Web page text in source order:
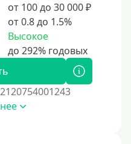
от 100 до 30 000 ₽
от 0.8 до 1.5%
Высокое